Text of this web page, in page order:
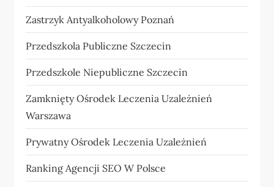
Zastrzyk Antyalkoholowy Poznań
Przedszkola Publiczne Szczecin
Przedszkole Niepubliczne Szczecin
Zamknięty Ośrodek Leczenia Uzależnień
Warszawa
Prywatny Ośrodek Leczenia Uzależnień
Ranking Agencji SEO W Polsce